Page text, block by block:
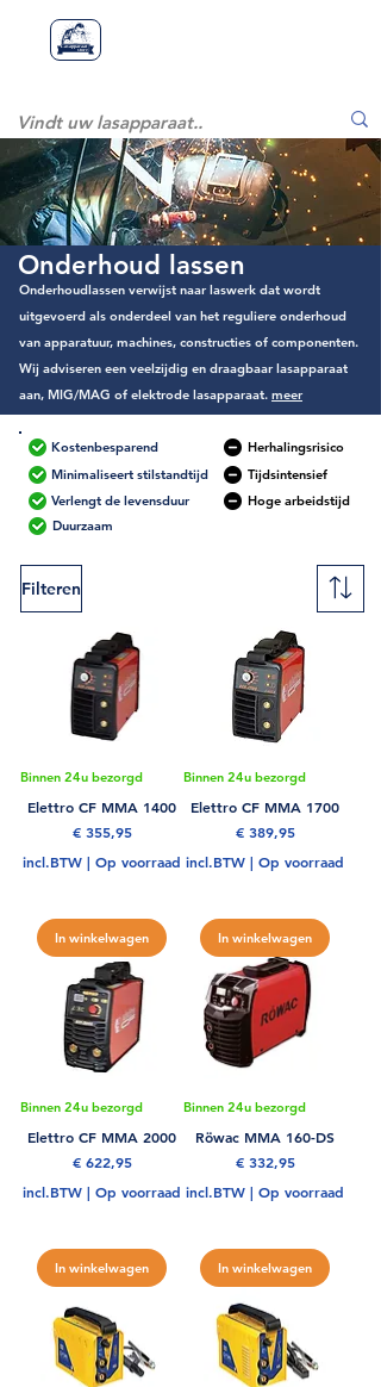
Lasapparaat
store
Onderhoud lassen
Onderhoudlassen verwijst naar laswerk dat wordt
uitgevoerd als onderdeel van het reguliere onderhoud
van apparatuur, machines, constructies of componenten.
Wij adviseren een veelzijdig en draagbaar lasapparaat
aan, MIG/MAG of elektrode lasapparaat. meer
Kostenbesparend
Minimaliseert stilstandtijd
Verlengt de levensduur
Duurzaam
Herhalingsrisico
Tijdsintensief
Hoge arbeidstijd
Filteren
Binnen 24u bezorgd
Elettro CF MMA 1400
Prijs
€ 355,95
incl.BTW | Op voorraad
In winkelwagen
Binnen 24u bezorgd
Elettro CF MMA 1700
Prijs
€ 389,95
incl.BTW | Op voorraad
In winkelwagen
Binnen 24u bezorgd
Elettro CF MMA 2000
Prijs
€ 622,95
incl.BTW | Op voorraad
In winkelwagen
Binnen 24u bezorgd
Röwac MMA 160-DS
Prijs
€ 332,95
incl.BTW | Op voorraad
In winkelwagen